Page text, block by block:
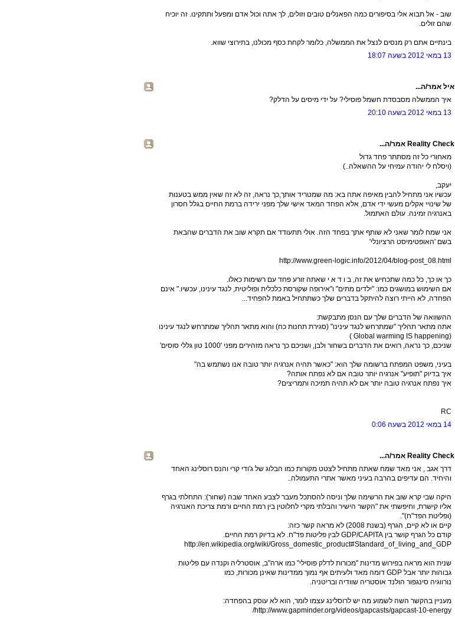
שוב - אל תבוא אלי בסיפורים כמה הפאנלים טובים וזולים, לך אתה וכול אדם ומפעל ותתקינו. זה יוכיח
שהם זולים.
בינתיים אתם רק מנסים לנצל את הממשלה, כלומר לקחת כסף מכולנו, בתירוצי שווא.
13 במאי 2012 בשעה 18:07
איל אמר/ה...
איך הממשלה מסבסדת חשמל פוסילי? על ידי מיסים על הדלק?
13 במאי 2012 בשעה 20:10
Reality Check אמר/ה...
מאחורי כל זה מסתתר פחד גדול
(ויסלח לי יהודה עמיחי על ההשאלה..)
יעקב,
עכשיו אני מתחיל להבין מאיפה אתה בא: מה שמטריד אותך,כך נראה, זה לא זה שאין ממש בטענות
של שינויי אקלים מעשי ידי אדם, אלא הפחד המאד אישי שלך מפני ירידה ברמת החיים בגלל חסרון
באנרגיה זמינה. עולם האתמול.
אני שמח לומר שאני לא שותף אתך בפחד הזה. אולי תתעודד אם תקרא שוב את הדברים שהבאת
בשם 'האופטימיסט הרציונלי'
http://www.green-logic.info/2012/04/blog-post_08.html
כך או כך, כל כמה שתכחיש את זה, ב ו ד א י שאתה זורע פחד עם רשימות כאלו.
אם השימוש במושגים כמו: "ילדים מתים" ו"אירופה שקורסת כלכלית ופוליטית, לנגד עינינו, עכשיו." אינם
הפחדה, לא הייתי רוצה להיתקל בדברים שלך כשתתחיל באמת להפחיד...
ההשוואה של הדברים שלך עם הנסן מתבקשת:
אתה מתאר תהליך "שמתרחש לנגד עינינו" (סגירת תחנות כח) והוא מתאר תהליך שמתרחש לנגד עינינו
(Global warming IS happening )
שניכם, כך נראה, רואים את הדברים בשחור ולבן, ושניכם כך נראה מזהירים מפני '1000 טון גללי סוסים'
בעיני, משפט המפתח ברשומה שלך הוא: "כאשר תהיה אנרגיה יותר טובה אנו נשתמש בה"
איך בדיוק "תופיע" אנרגיה יותר טובה אם לא נפתח אותה?
איך נפתח אנרגיה טובה יותר אם לא תהיה תמיכה ותמריצים?
RC
14 במאי 2012 בשעה 0:06
Reality Check אמר/ה...
דרך אגב , אני מאד שמח שאתה מתחיל לצטט מקורות כמו הבלוג של ג'ודי קרי והנס רוסלינג האחד
והיחיד. הם עדיפים בהרבה בעיני מאשר אתרי התעמולה..
היקה שבי קרא שוב את הרשימה שלך וניסה להסתכל מעבר לצבע האחד שבה (שחור): התחלתי בגרף
אליו קישרת, וחיפשתי את "הקשר הישיר והבלתי מקרי לחלוטין בין רמת החיים ורמת צריכת האנרגיה
(ופליטת הפד"ח)".
קיים או לא קיים, הגרף (בשנת 2008) לא מראה קשר כזה:
קודם כל הגרף קושר בין GDP/CAPITA לבין פליטות פד"ח. לא בדיוק רמת החיים.
http://en.wikipedia.org/wiki/Gross_domestic_product#Standard_of_living_and_GDP
שנית הוא מראה בפירוש מדינות "מכורות לדלק פוסילי" כמו ארה"ב, אוסטרליה וקנדה עם פליטות
גבוהות יותר אבל GDP דומה מאד ולעיתים אף נמוך ממדינות שאינן מכורות, כמו
נורווגיה סינגפור הולנד אוסטריה שוודיה ובריטניה.
מעניין בהקשר השה לשמוע מה יש לרוסלינג עצמו לומר, הוא לא עוסק בהפחדה:
http://www.gapminder.org/videos/gapcasts/gapcast-10-energy/